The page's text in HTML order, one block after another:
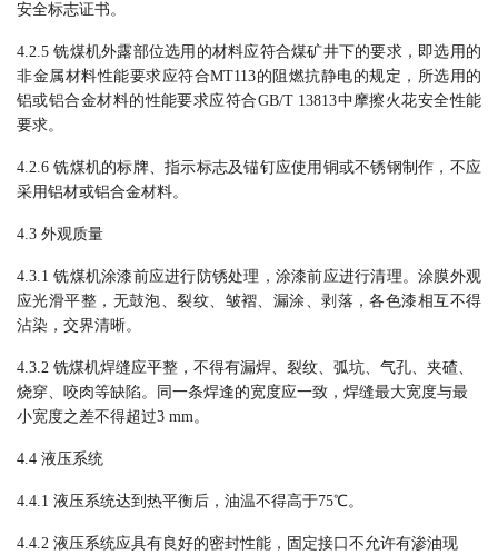
安全标志证书。
4.2.5铣煤机外露部位选用的材料应符合煤矿井下的要求，即选用的
非金属材料性能要求应符合MT113的阻燃抗静电的规定，所选用的
铝或铝合金材料的性能要求应符合GB/T 13813中摩擦火花安全性能
要求。
4.2.6 铣煤机的标牌、指示标志及锚钉应使用铜或不锈钢制作，不应
采用铝材或铝合金材料。
4.3 外观质量
4.3.1 铣煤机涂漆前应进行防锈处理，涂漆前应进行清理。涂膜外观
应光滑平整，无鼓泡、裂纹、皱褶、漏涂、剥落，各色漆相互不得
沾染，交界清晰。
4.3.2 铣煤机焊缝应平整，不得有漏焊、裂纹、弧坑、气孔、夹碴、
烧穿、咬肉等缺陷。同一条焊逢的宽度应一致，焊缝最大宽度与最
小宽度之差不得超过3 mm。
4.4 液压系统
4.4.1 液压系统达到热平衡后，油温不得高于75℃。
4.4.2 液压系统应具有良好的密封性能，固定接口不允许有渗油现